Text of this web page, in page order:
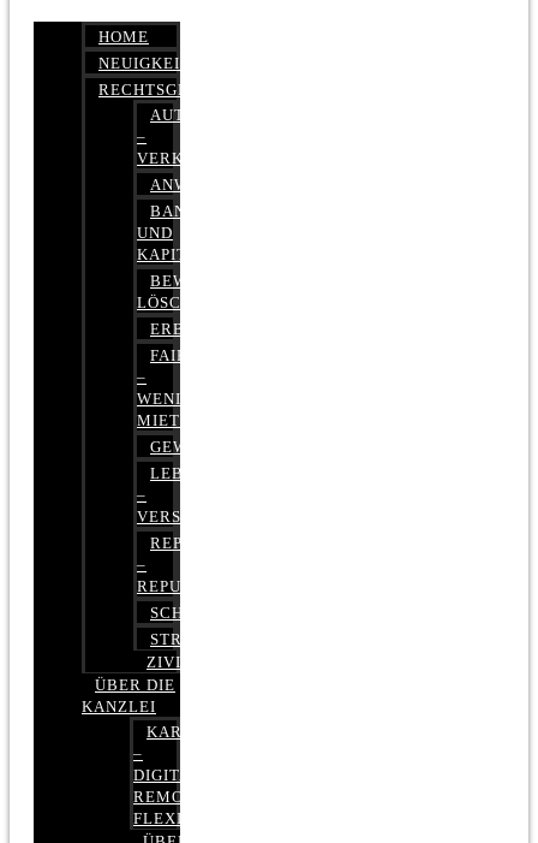
HOME
NEUIGKEITEN
RECHTSGEBIETE
AUTOBETRUG
–
VERKEHRSRECHT
ANWALTSHAFTUNGSRECHT
BANK-
UND
KAPITALMARKTRECHT
BEWERTUNGEN
LÖSCHEN
ERBRECHT
FAIRMIETEN
–
WENIGER
MIETE
GEWERBERECHT
LEBENSVERSICHERUNG
–
VERSICHERUNGSRECHT
REPUTATIONSRECHT
–
REPUTATIONSMANAGEMENT
SCHUFARECHT
STRAFRECHT
ZIVILRECHT
ÜBER DIE
KANZLEI
KARRIERE
–
DIGITAL,
REMOTE,
FLEXIBEL